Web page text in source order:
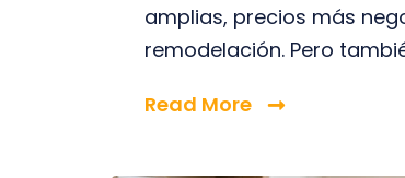
amplias, precios más
remodelación. Pero
Read More